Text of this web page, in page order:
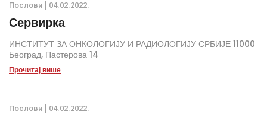
Послови 04.02.2022.
Сервирка
ИНСТИТУТ ЗА ОНКОЛОГИЈУ И РАДИОЛОГИЈУ СРБИЈЕ 11000
Београд, Пастерова 14
Прочитај више
Послови 04.02.2022.